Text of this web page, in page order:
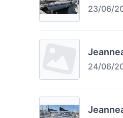
23/06/
24/06/